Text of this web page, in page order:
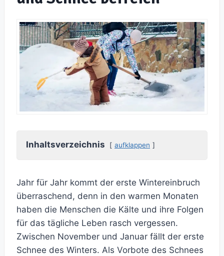
Inhaltsverzeichnis aufklappen
Jahr für Jahr kommt der erste Wintereinbruch
überraschend, denn in den warmen Monaten
haben die Menschen die Kälte und ihre Folgen
für das tägliche Leben rasch vergessen.
Zwischen November und Januar fällt der erste
Schnee des Winters. Als Vorbote des Schnees